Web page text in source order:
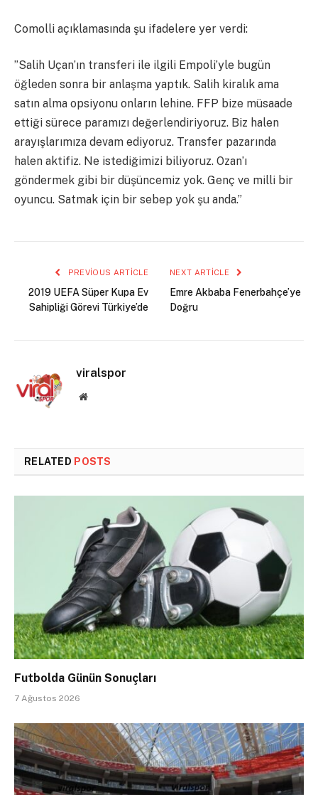
Comolli açıklamasında şu ifadelere yer verdi:
”Salih Uçan’ın transferi ile ilgili Empoli’yle bugün
öğleden sonra bir anlaşma yaptık. Salih kiralık ama
satın alma opsiyonu onların lehine. FFP bize müsaade
ettiği sürece paramızı değerlendiriyoruz. Biz halen
arayışlarımıza devam ediyoruz. Transfer pazarında
halen aktifiz. Ne istediğimizi biliyoruz. Ozan’ı
göndermek gibi bir düşüncemiz yok. Genç ve milli bir
oyuncu. Satmak için bir sebep yok şu anda.”
PREVIOUS ARTICLE
2019 UEFA Süper Kupa Ev
Sahipliği Görevi Türkiye’de
NEXT ARTICLE
Emre Akbaba Fenerbahçe’ye
Doğru
viralspor
Website
RELATED POSTS
Futbolda Günün Sonuçları
7 Ağustos 2026